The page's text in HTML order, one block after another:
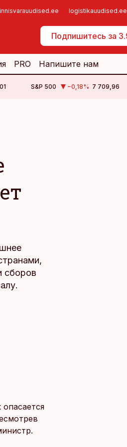
logistikauudised.ee
Подпишитесь за
PRO Напишите нам
S&P 500 −0,18% 7 709,96
сборов